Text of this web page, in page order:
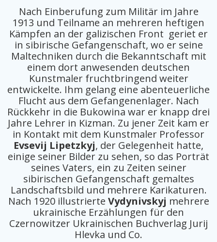
Nach Einberufung zum Militär im Jahre
1913 und Teilname an mehreren heftigen
Kämpfen an der galizischen Front geriet er
in sibirische Gefangenschaft, wo er seine
Maltechniken durch die Bekanntschaft mit
einem dort anwesenden deutschen
Kunstmaler fruchtbringend weiter
entwickelte. Ihm gelang eine abenteuerliche
Flucht aus dem Gefangenenlager. Nach
Rückkehr in die Bukowina war er knapp drei
Jahre Lehrer in Kizman. Zu jener Zeit kam er
in Kontakt mit dem Kunstmaler Professor
Evsevij Lipetzkyj, der Gelegenheit hatte,
einige seiner Bilder zu sehen, so das Porträt
seines Vaters, ein zu Zeiten seiner
sibirischen Gefangenschaft gemaltes
Landschaftsbild und mehrere Karikaturen.
Nach 1920 illustrierte Vydynivskyj mehrere
ukrainische Erzählungen für den
Czernowitzer Ukrainischen Buchverlag Jurij
Hlevka und Co.